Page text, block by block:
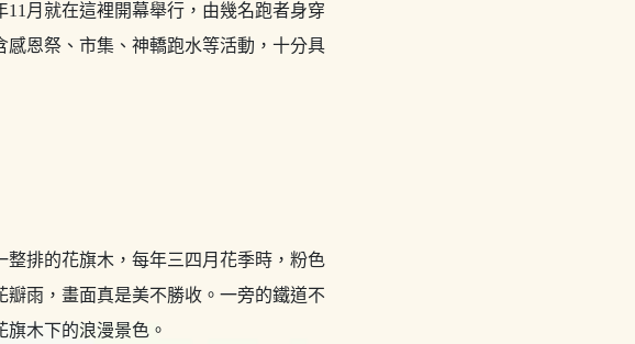
月就在這裡開幕舉行，由幾名跑者身穿
恩祭、市集、神轎跑水等活動，十分具
排的花旗木，每年三四月花季時，粉色
雨，畫面真是美不勝收。一旁的鐵道不
木下的浪漫景色。